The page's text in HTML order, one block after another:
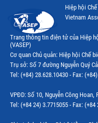
Hiệp hội
Vietnam
Trang thông tin điện tử của Hiệp
(VASEP)
Cơ quan Chủ quản: Hiệp hội Chế
Trụ sở: Số 7 đường Nguyễn Quý
Tel: (+84) 28.628.10430 - Fax:
VPĐD: Số 10, Nguyễn Công Hoan,
Tel: (+84 24) 3.7715055 - Fax: